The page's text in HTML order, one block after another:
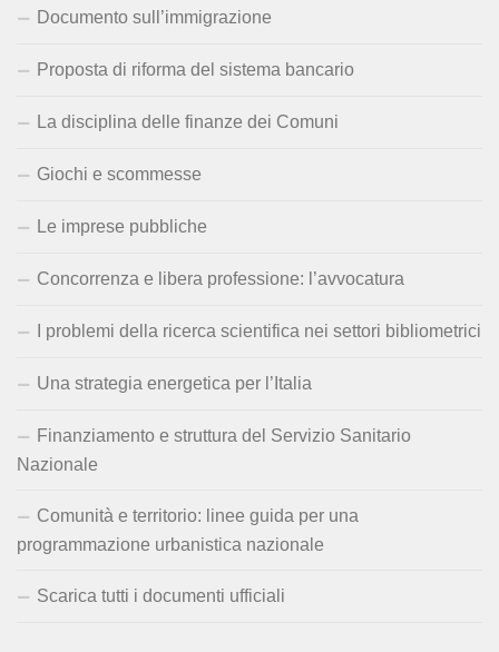
Documento sull’immigrazione
Proposta di riforma del sistema bancario
La disciplina delle finanze dei Comuni
Giochi e scommesse
Le imprese pubbliche
Concorrenza e libera professione: l’avvocatura
I problemi della ricerca scientifica nei settori bibliometrici
Una strategia energetica per l’Italia
Finanziamento e struttura del Servizio Sanitario
Nazionale
Comunità e territorio: linee guida per una
programmazione urbanistica nazionale
Scarica tutti i documenti ufficiali